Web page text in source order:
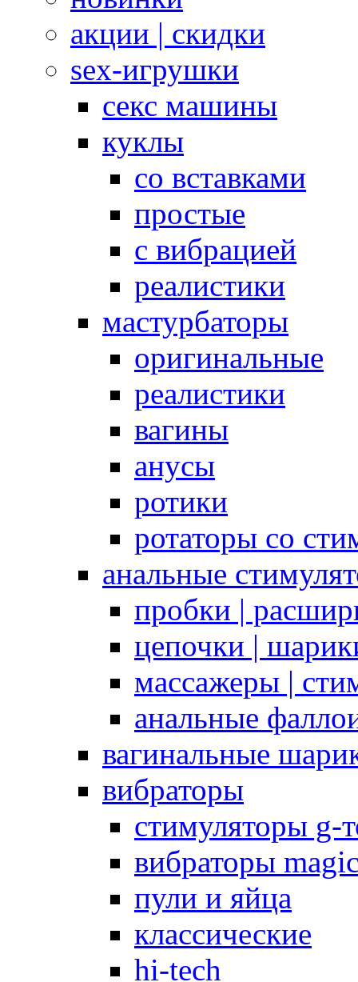
акции | скидки
sex-игрушки
секс машины
куклы
со вставками
простые
с вибрацией
реалистики
мастурбаторы
оригинальные
реалистики
вагины
анусы
ротики
ротаторы со
анальные
пробки |
цепочки |
массажеры |
анальные
вагинальные
вибраторы
стимуляторы g-
вибраторы
пули и яйца
классические
hi-tech